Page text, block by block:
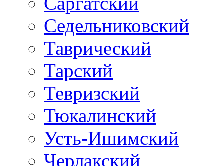
Седельниковский
Таврический
Тарский
Тевризский
Тюкалинский
Усть-Ишимский
Черлакский